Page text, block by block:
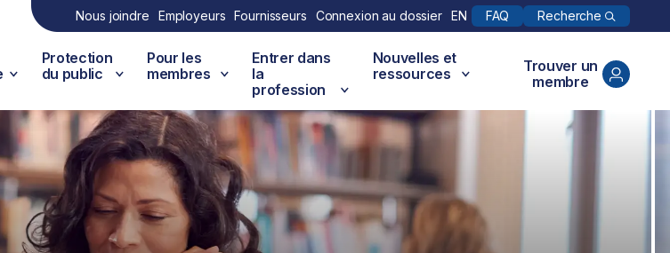
Nous joindre Employeurs Fournisseurs Connexion au dossier EN FAQ Recherche
Protection
du public
Pour les
membres
Entrer dans
la
profession
Nouvelles et
ressources
Trouver un
membre